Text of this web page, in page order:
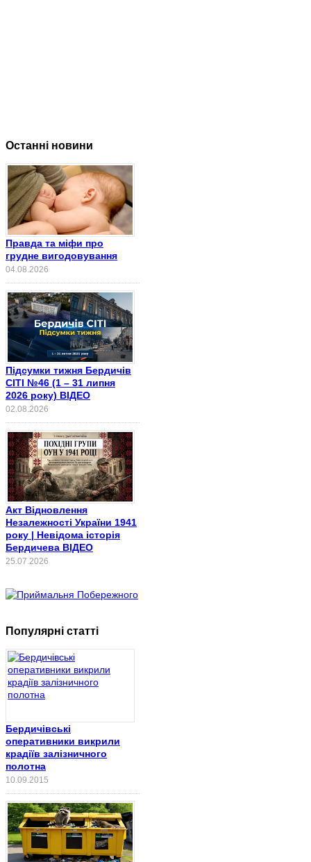
Останні новини
Правда та міфи про
грудне вигодовування
04.08.2026
Підсумки тижня Бердичів
СІТІ №46 (1 – 31 липня
2026 року) ВІДЕО
02.08.2026
Акт Відновлення
Незалежності України 1941
року | Невідома історія
Бердичева ВІДЕО
25.07.2026
Популярні статті
Бердичівські
оперативники викрили
крадіїв залізничного
полотна
10.09.2015